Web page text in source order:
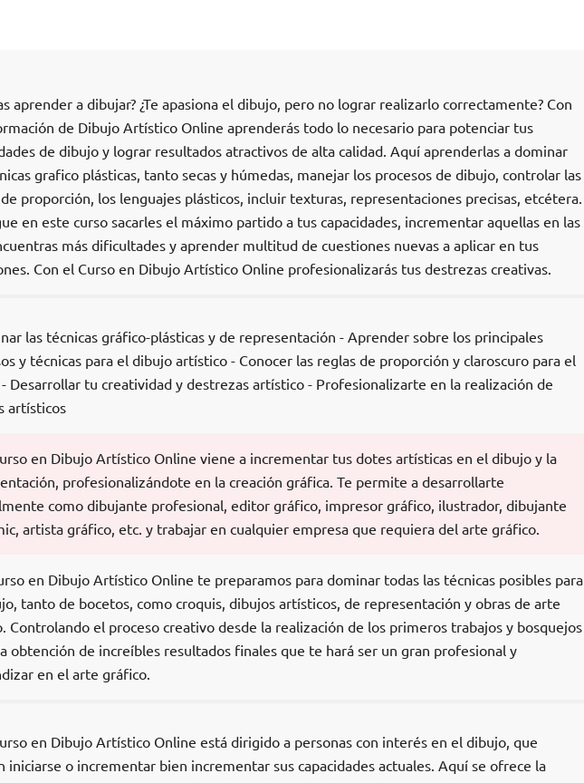
aprender a dibujar? ¿Te apasiona el dibujo, pero no lograr realizarlo correctamente? Con
de Dibujo Artístico Online aprenderás todo lo necesario para potenciar tus
de dibujo y lograr resultados atractivos de alta calidad. Aquí aprenderlas a dominar
grafico plásticas, tanto secas y húmedas, manejar los procesos de dibujo, controlar las
proporción, los lenguajes plásticos, incluir texturas, representaciones precisas, etcétera.
en este curso sacarles el máximo partido a tus capacidades, incrementar aquellas en las
más dificultades y aprender multitud de cuestiones nuevas a aplicar en tus
Con el Curso en Dibujo Artístico Online profesionalizarás tus destrezas creativas.
las técnicas gráfico-plásticas y de representación - Aprender sobre los principales
y técnicas para el dibujo artístico - Conocer las reglas de proporción y claroscuro para el
Desarrollar tu creatividad y destrezas artístico - Profesionalizarte en la realización de
artísticos
en Dibujo Artístico Online viene a incrementar tus dotes artísticas en el dibujo y la
profesionalizándote en la creación gráfica. Te permite a desarrollarte
como dibujante profesional, editor gráfico, impresor gráfico, ilustrador, dibujante
artista gráfico, etc. y trabajar en cualquier empresa que requiera del arte gráfico.
en Dibujo Artístico Online te preparamos para dominar todas las técnicas posibles para
tanto de bocetos, como croquis, dibujos artísticos, de representación y obras de arte
Controlando el proceso creativo desde la realización de los primeros trabajos y bosquejos
obtención de increíbles resultados finales que te hará ser un gran profesional y
en el arte gráfico.
en Dibujo Artístico Online está dirigido a personas con interés en el dibujo, que
iniciarse o incrementar bien incrementar sus capacidades actuales. Aquí se ofrece la